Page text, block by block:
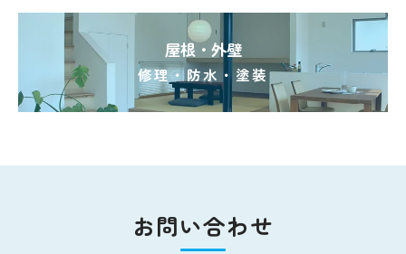
屋根・外壁
修理・防水・塗装
お問い合わせ